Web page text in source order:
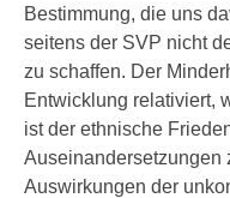
Bestimmung, die uns
seitens der SVP nicht
zu schaffen. Der
Entwicklung relativiert,
ist der ethnische
Auseinandersetzungen
Auswirkungen der